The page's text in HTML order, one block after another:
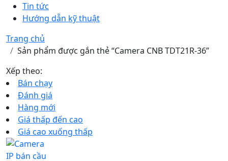
Tin tức
Hướng dẫn kỹ thuật
Trang chủ
Sản phẩm được gắn thẻ “Camera CNB TDT21R-36”
Xếp theo:
Bán chạy
Đánh giá
Hàng mới
Giá thấp đến cao
Giá cao xuống thấp